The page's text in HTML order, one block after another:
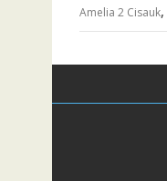
Amelia 2 Cisauk,